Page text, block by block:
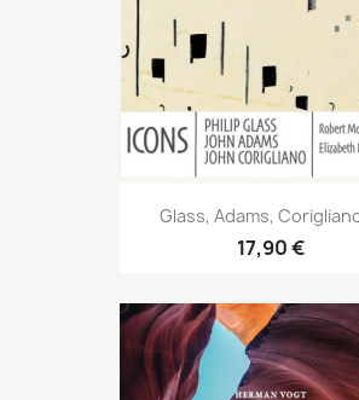
Glass, Adams,
17,90 €